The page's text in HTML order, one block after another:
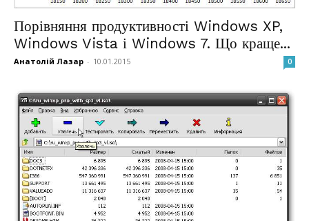
Порівняння продуктивності Windows XP,
Windows Vista і Windows 7. Що краще...
Анатолій Лазар - 10.01.2015 0